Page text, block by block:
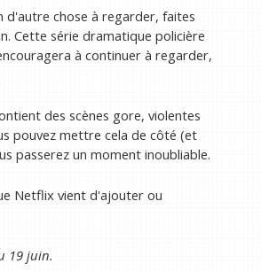
d'autre chose à regarder, faites
Cette série dramatique policière
à continuer à regarder,
des scènes gore, violentes
pouvez mettre cela de côté (et
passerez un moment inoubliable.
Netflix vient d'ajouter ou
19 juin.